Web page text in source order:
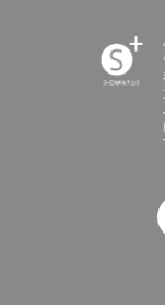
SHONAN